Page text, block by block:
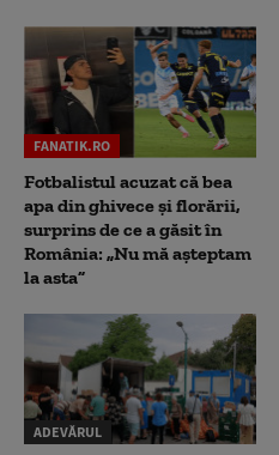
FANATIK.RO
Fotbalistul acuzat că bea
apa din ghivece și florării,
surprins de ce a găsit în
România: „Nu mă așteptam
la asta”
ADEVĂRUL